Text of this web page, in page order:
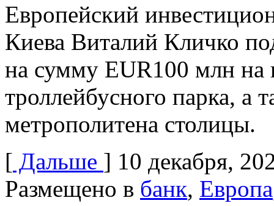
Европейский
Киева Виталий Кличко
на сумму EUR100 млн на
троллейбусного парка, а
метрополитена столицы.
[ Дальше ] 10 декабря,
Размещено в банк, Европа